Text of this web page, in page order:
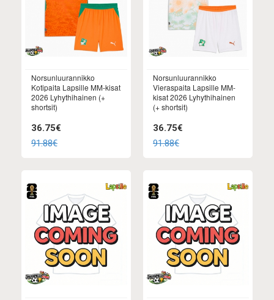
Norsunluurannikko
Kotipaita Lapsille MM-kisat
2026 Lyhythihainen (+
shortsit)
36.75€
91.88€
Norsunluurannikko
Vieraspaita Lapsille MM-
kisat 2026 Lyhythihainen
(+ shortsit)
36.75€
91.88€